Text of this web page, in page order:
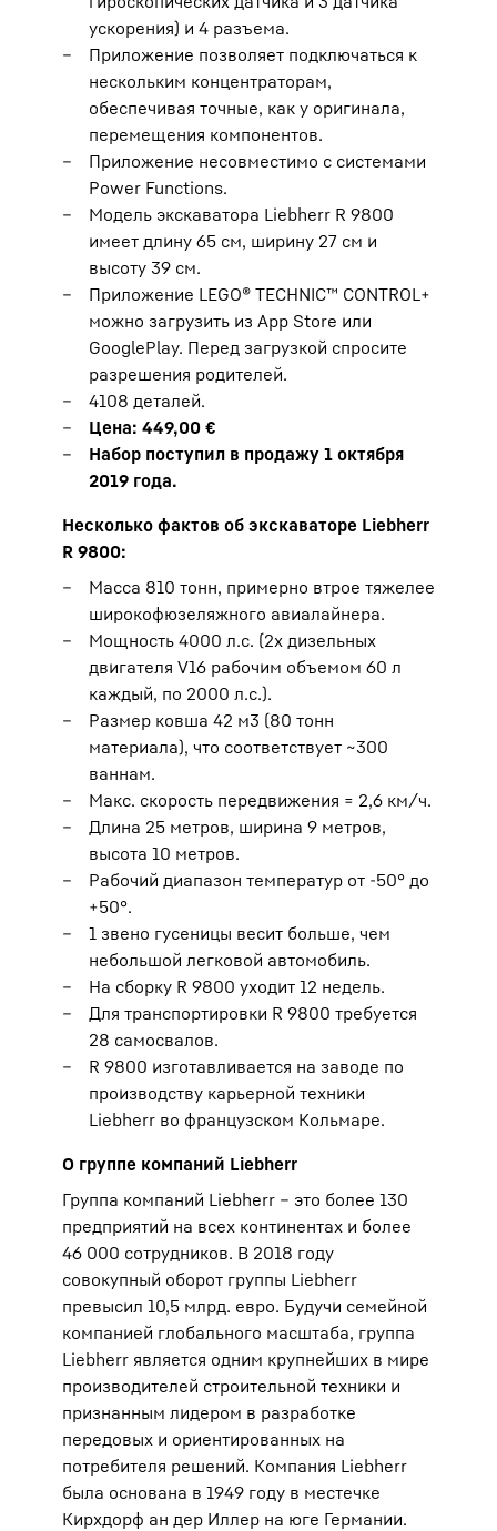
ускорения) и 4 разъема.
Приложение позволяет подключаться к
нескольким концентраторам,
обеспечивая точные, как у оригинала,
перемещения компонентов.
Приложение несовместимо с системами
Power Functions.
Модель экскаватора Liebherr R 9800
имеет длину 65 см, ширину 27 см и
высоту 39 см.
Приложение LEGO® TECHNIC™ CONTROL+
можно загрузить из App Store или
GooglePlay. Перед загрузкой спросите
разрешения родителей.
4108 деталей.
Цена: 449,00 €
Набор поступил в продажу 1 октября
2019 года.
Несколько фактов об экскаваторе Liebherr
R 9800:
Масса 810 тонн, примерно втрое тяжелее
широкофюзеляжного авиалайнера.
Мощность 4000 л.с. (2x дизельных
двигателя V16 рабочим объемом 60 л
каждый, по 2000 л.с.).
Размер ковша 42 м3 (80 тонн
материала), что соответствует ~300
ваннам.
Макс. скорость передвижения = 2,6 км/ч.
Длина 25 метров, ширина 9 метров,
высота 10 метров.
Рабочий диапазон температур от -50° до
+50°.
1 звено гусеницы весит больше, чем
небольшой легковой автомобиль.
На сборку R 9800 уходит 12 недель.
Для транспортировки R 9800 требуется
28 самосвалов.
R 9800 изготавливается на заводе по
производству карьерной техники
Liebherr во французском Кольмаре.
О группе компаний Liebherr
Группа компаний Liebherr – это более 130
предприятий на всех континентах и более
46 000 сотрудников. В 2018 году
совокупный оборот группы Liebherr
превысил 10,5 млрд. евро. Будучи семейной
компанией глобального масштаба, группа
Liebherr является одним крупнейших в мире
производителей строительной техники и
признанным лидером в разработке
передовых и ориентированных на
потребителя решений. Компания Liebherr
была основана в 1949 году в местечке
Кирхдорф ан дер Иллер на юге Германии.